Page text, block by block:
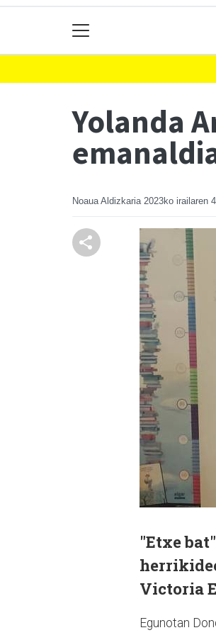
Yolanda
Noaua Aldizkaria 2023ko irailaren
"Etxe
Victoria
Egunotan